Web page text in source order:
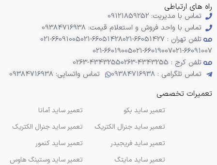
راه های ارتباطی
تماس با مدیریت: 09121859252
تماس با واحد فروش و استعلام قیمت: 09384716938
تلفن تهران : 66051427-021
021-66051428
021-66091005
021-66091007
021-66019007
021-66019005
تلفن کرج : 4343255-0263
0263-4343255
تماس تلگرامی : 09384716938
تماس واتساپی: 09384716938
تعمیرات تخصصی
تعمیر ساید آمانا
تعمیر ساید جنرال الکتریک
تعمیر ساید کنمور
تعمیر ساید وستینگ هاوس
تعمیر ساید بکو
تعمیر ساید جنرال الکتریک
تعمیر ساید فریجیدر
تعمیر ساید مایتگ